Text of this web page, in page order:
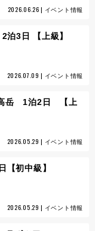
2026.06.26 | イベント情報
泊3日 【上級】
2026.07.09 | イベント情報
岳 1泊2日 【上
2026.05.29 | イベント情報
初中級】
2026.05.29 | イベント情報